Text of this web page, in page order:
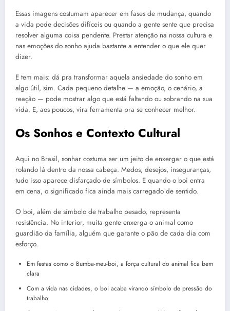
Essas imagens costumam aparecer em fases de mudança, quando
a vida pede decisões difíceis ou quando a gente sente que precisa
resolver alguma coisa pendente. Prestar atenção na nossa cultura e
nas emoções do sonho ajuda bastante a entender o que ele quer
dizer.
E tem mais: dá pra transformar aquela ansiedade do sonho em
algo útil, sim. Cada pequeno detalhe — a emoção, o cenário, a
reação — pode mostrar algo que está faltando ou sobrando na sua
vida. E, aos poucos, vira ferramenta pra se conhecer melhor.
Os Sonhos e Contexto Cultural
Aqui no Brasil, sonhar costuma ser um jeito de enxergar o que está
rolando lá dentro da nossa cabeça. Medos, desejos, inseguranças,
tudo isso aparece disfarçado de símbolos. E quando o boi entra
em cena, o significado fica ainda mais carregado de sentido.
O boi, além de símbolo de trabalho pesado, representa
resistência. No interior, muita gente enxerga o animal como
guardião da família, alguém que garante o pão de cada dia com
esforço.
Em festas como o Bumba-meu-boi, a força cultural do animal fica bem
clara
Com a vida nas cidades, o boi acaba virando símbolo de pressão do
trabalho